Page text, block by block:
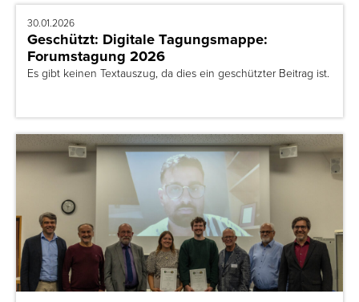
30.01.2026
Geschützt: Digitale Tagungsmappe:
Forumstagung 2026
Es gibt keinen Textauszug, da dies ein geschützter Beitrag ist.